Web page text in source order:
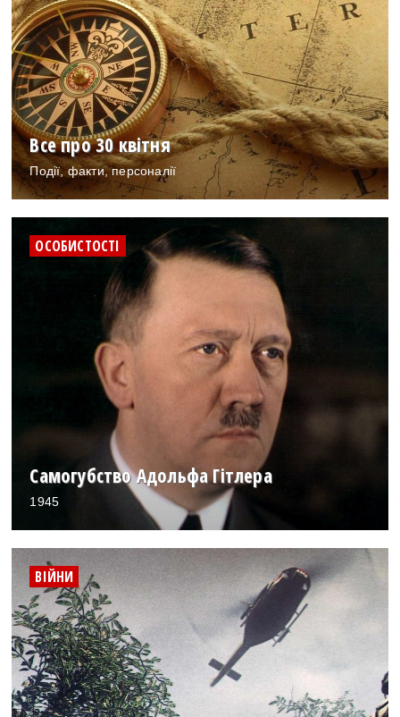
Все про 30 квітня
Події, факти, персоналії
ОСОБИСТОСТІ
Самогубство Адольфа Гітлера
1945
ВІЙНИ